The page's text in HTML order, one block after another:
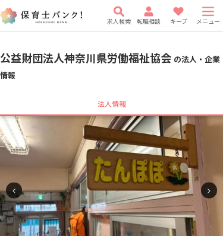
求人検索 転職相談 キープ メニュー
公益財団法人神奈川県労働福祉協会 の法人・企業
情報
法人情報